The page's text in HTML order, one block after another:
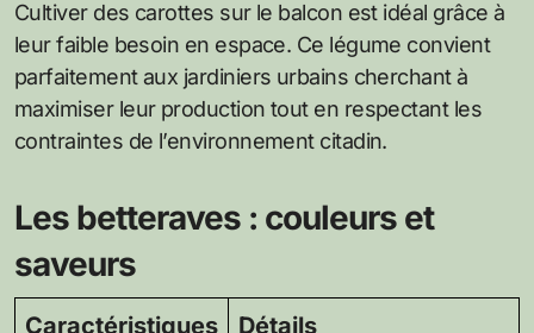
Cultiver des carottes sur le balcon est idéal grâce à
leur faible besoin en espace. Ce légume convient
parfaitement aux jardiniers urbains cherchant à
maximiser leur production tout en respectant les
contraintes de l’environnement citadin.
Les betteraves : couleurs et
saveurs
Caractéristiques Détails